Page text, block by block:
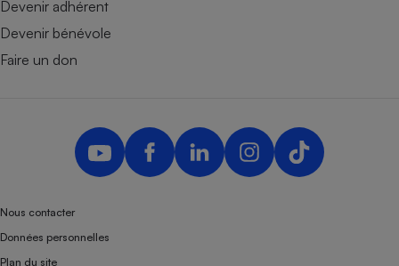
Devenir adhérent
Devenir bénévole
Faire un don
Nous contacter
Données personnelles
Plan du site